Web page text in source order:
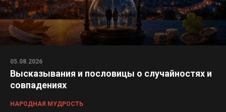
05.08.2026
Высказывания и пословицы о случайностях и
совпадениях
НАРОДНАЯ МУДРОСТЬ